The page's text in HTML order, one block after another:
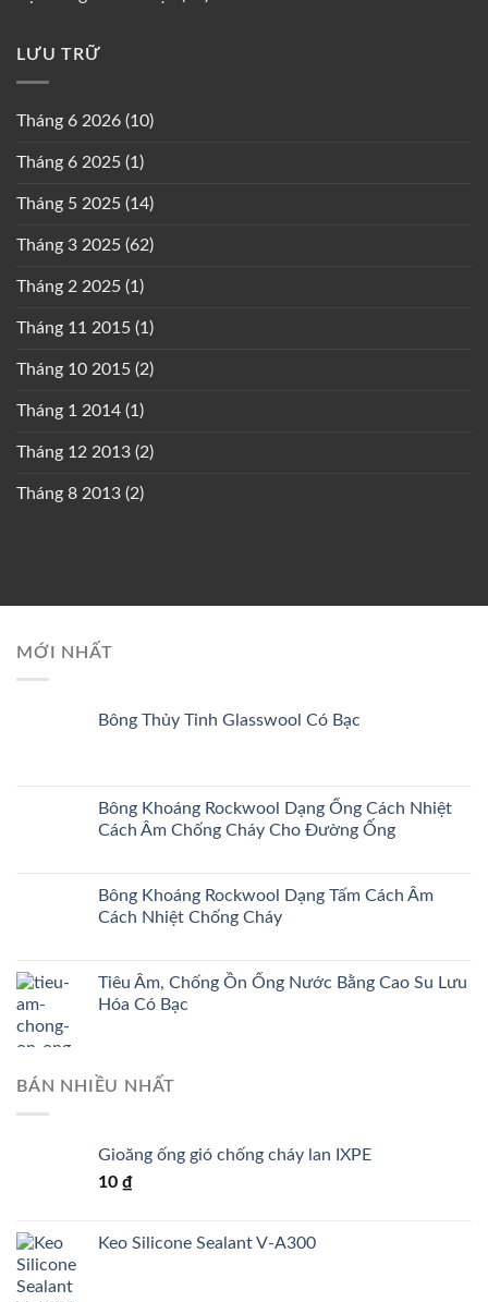
LƯU TRỮ
Tháng 6 2026 (10)
Tháng 6 2025 (1)
Tháng 5 2025 (14)
Tháng 3 2025 (62)
Tháng 2 2025 (1)
Tháng 11 2015 (1)
Tháng 10 2015 (2)
Tháng 1 2014 (1)
Tháng 12 2013 (2)
Tháng 8 2013 (2)
MỚI NHẤT
Bông Thủy Tinh Glasswool Có Bạc
Bông Khoáng Rockwool Dạng Ống Cách Nhiệt
Cách Âm Chống Cháy Cho Đường Ống
Bông Khoáng Rockwool Dạng Tấm Cách Âm
Cách Nhiệt Chống Cháy
Tiêu Âm, Chống Ồn Ống Nước Bằng Cao Su Lưu
Hóa Có Bạc
BÁN NHIỀU NHẤT
Gioăng ống gió chống cháy lan IXPE
10 ₫
Keo Silicone Sealant V-A300